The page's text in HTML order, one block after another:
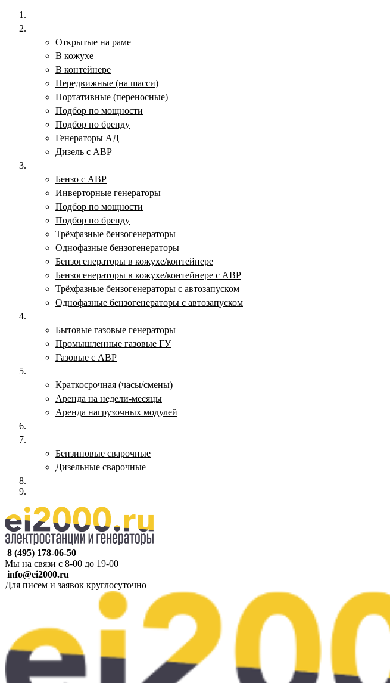
Открытые на раме
В кожухе
В контейнере
Передвижные (на шасси)
Портативные (переносные)
Подбор по мощности
Подбор по бренду
Генераторы АД
Дизель с АВР
Бензо с АВР
Инверторные генераторы
Подбор по мощности
Подбор по бренду
Трёхфазные бензогенераторы
Однофазные бензогенераторы
Бензогенераторы в кожухе/контейнере
Бензогенераторы в кожухе/контейнере с АВР
Трёхфазные бензогенераторы с автозапуском
Однофазные бензогенераторы с автозапуском
Бытовые газовые генераторы
Промышленные газовые ГУ
Газовые с АВР
Краткосрочная (часы/смены)
Аренда на недели-месяцы
Аренда нагрузочных модулей
Бензиновые сварочные
Дизельные сварочные
8 (495) 178-06-50
Мы на связи с 8-00 до 19-00
info@ei2000.ru
Для писем и заявок круглосуточно